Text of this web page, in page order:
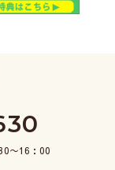
〜16：00